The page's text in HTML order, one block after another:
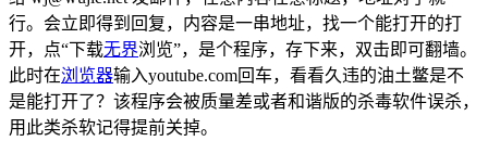
行。会立即得到回复，内容是一串地址，找一个能打开的打
开，点“下载无界浏览”，是个程序，存下来，双击即可翻墙。
此时在浏览器输入youtube.com回车，看看久违的油土鳖是不
是能打开了？该程序会被质量差或者和谐版的杀毒软件误杀，
用此类杀软记得提前关掉。